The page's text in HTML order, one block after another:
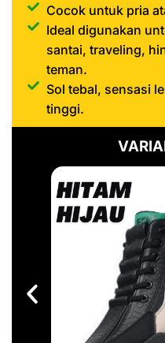
Cocok untuk pria
Ideal digunakan
santai, traveling,
teman.
Sol tebal, sensasi
tinggi.